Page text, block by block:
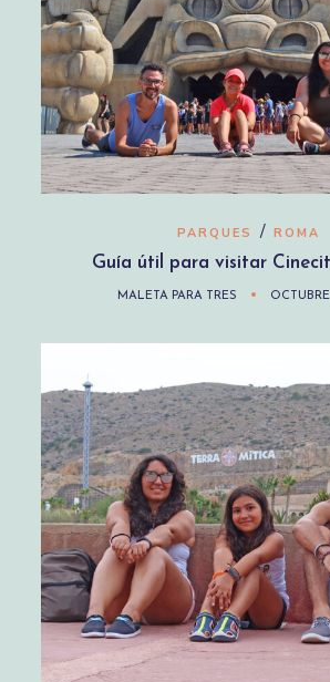
PARQUES / ROMA
Guía útil para visitar
MALETA PARA TRES